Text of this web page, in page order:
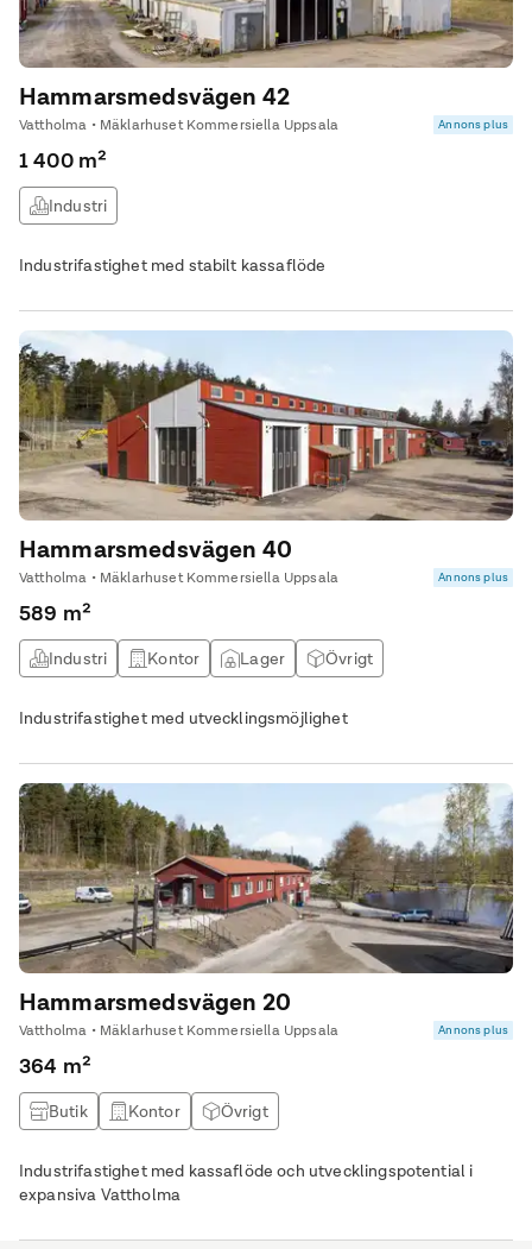
Hammarsmedsvägen 42
Vattholma • Mäklarhuset Kommersiella Uppsala Annons plus
1 400 m²
Industri
Industrifastighet med stabilt kassaflöde
Hammarsmedsvägen 40
Vattholma • Mäklarhuset Kommersiella Uppsala Annons plus
589 m²
Industri Kontor Lager Övrigt
Industrifastighet med utvecklingsmöjlighet
Hammarsmedsvägen 20
Vattholma • Mäklarhuset Kommersiella Uppsala Annons plus
364 m²
Butik Kontor Övrigt
Industrifastighet med kassaflöde och utvecklingspotential i
expansiva Vattholma